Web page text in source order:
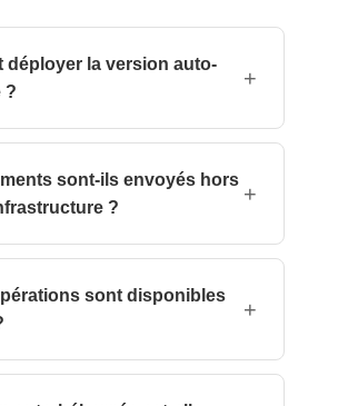
déployer la version auto-
?
+
déployer la solution à l’aide d’un
sur vos propres
sont-ils envoyés hors
?
+
traitement des documents est
sont disponibles
+
fusion, division, OCR,